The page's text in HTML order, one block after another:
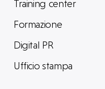
Training center
Formazione
Digital PR
Ufficio stampa